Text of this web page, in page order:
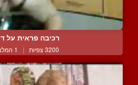
רכיבה פראית על
3200 צפיות | 1 המלצות